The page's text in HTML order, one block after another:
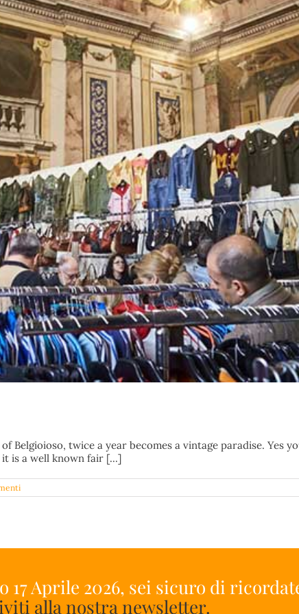
Belgioioso, twice a year becomes a vintage paradise. Yes
is a well known fair [...]
Aprile 2026, sei sicuro di
alla nostra newsletter.